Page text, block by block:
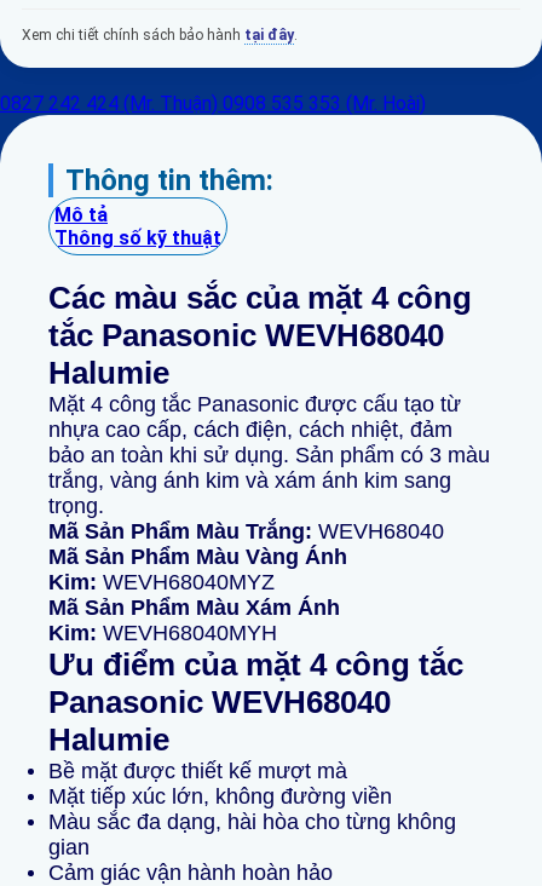
Xem chi tiết chính sách bảo hành tại đây.
0827 242 424 (Mr. Thuận) 0908 535 353 (Mr. Hoài)
Thông tin thêm:
Mô tả
Thông số kỹ thuật
Các màu sắc của mặt 4 công
tắc Panasonic WEVH68040
Halumie
Mặt 4 công tắc Panasonic được cấu tạo từ
nhựa cao cấp, cách điện, cách nhiệt, đảm
bảo an toàn khi sử dụng. Sản phẩm có 3 màu
trắng, vàng ánh kim và xám ánh kim sang
trọng.
Mã Sản Phẩm Màu Trắng: WEVH68040
Mã Sản Phẩm Màu Vàng Ánh
Kim: WEVH68040MYZ
Mã Sản Phẩm Màu Xám Ánh
Kim: WEVH68040MYH
Ưu điểm của mặt 4 công tắc
Panasonic WEVH68040
Halumie
Bề mặt được thiết kế mượt mà
Mặt tiếp xúc lớn, không đường viền
Màu sắc đa dạng, hài hòa cho từng không
gian
Cảm giác vận hành hoàn hảo